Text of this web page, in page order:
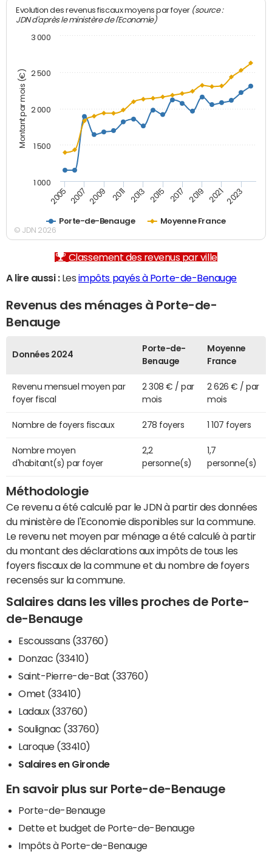
Montant par mois (€)
Evolution des revenus fiscaux moyens par foyer (source :
JDN d'après le ministère de l'Economie)
Porte-de-Benauge Moyenne France
2005 2007 2009 2011 2013 2015 2017 2019 2021 2023
1 000
1 500
2 000
2 500
3 000
© JDN 2026
Classement des revenus par ville
A lire aussi :Les impôts payés à Porte-de-Benauge
Revenus des ménages à Porte-de-
Benauge
Données 2024
Porte-de-
Benauge
Moyenne
France
Revenu mensuel moyen par
foyer fiscal
2 308 € / par
mois
2 626 € / par
mois
Nombre de foyers fiscaux 278 foyers 1 107 foyers
Nombre moyen
d'habitant(s) par foyer
2,2
personne(s)
1,7
personne(s)
Méthodologie
Ce revenu a été calculé par le JDN à partir des données
du ministère de l'Economie disponibles sur la commune.
Le revenu net moyen par ménage a été calculé à partir
du montant des déclarations aux impôts de tous les
foyers fiscaux de la commune et du nombre de foyers
recensés sur la commune.
Salaires dans les villes proches de Porte-
de-Benauge
Escoussans (33760)
Donzac (33410)
Saint-Pierre-de-Bat (33760)
Omet (33410)
Ladaux (33760)
Soulignac (33760)
Laroque (33410)
Salaires en Gironde
En savoir plus sur Porte-de-Benauge
Porte-de-Benauge
Dette et budget de Porte-de-Benauge
Impôts à Porte-de-Benauge